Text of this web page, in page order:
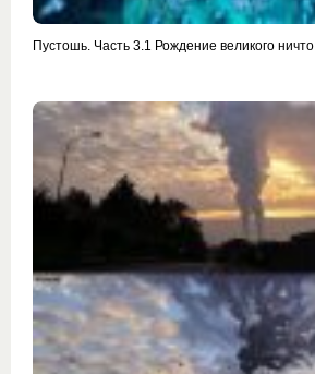
Пустошь. Часть 3.1 Рождение великого ничто